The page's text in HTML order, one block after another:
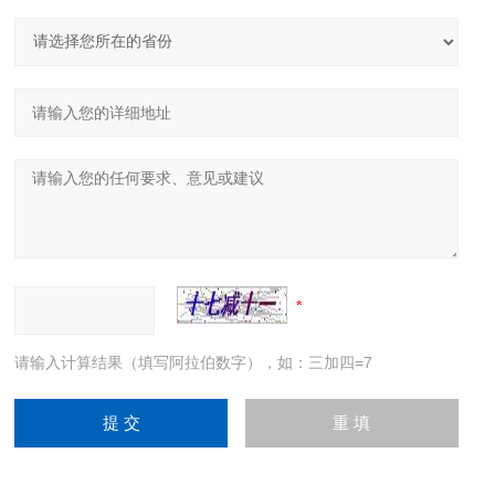
请输入计算结果（填写阿拉伯数字），如：三加四=7